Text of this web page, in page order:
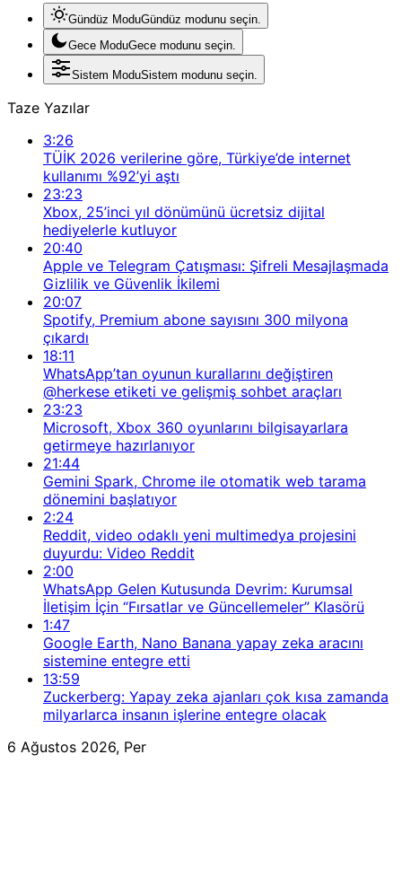
Gündüz ModuGündüz modunu seçin.
Gece ModuGece modunu seçin.
Sistem ModuSistem modunu seçin.
Taze Yazılar
3:26
TÜİK 2026 verilerine göre, Türkiye’de internet
kullanımı %92’yi aştı
23:23
Xbox, 25’inci yıl dönümünü ücretsiz dijital
hediyelerle kutluyor
20:40
Apple ve Telegram Çatışması: Şifreli Mesajlaşmada
Gizlilik ve Güvenlik İkilemi
20:07
Spotify, Premium abone sayısını 300 milyona
çıkardı
18:11
WhatsApp’tan oyunun kurallarını değiştiren
@herkese etiketi ve gelişmiş sohbet araçları
23:23
Microsoft, Xbox 360 oyunlarını bilgisayarlara
getirmeye hazırlanıyor
21:44
Gemini Spark, Chrome ile otomatik web tarama
dönemini başlatıyor
2:24
Reddit, video odaklı yeni multimedya projesini
duyurdu: Video Reddit
2:00
WhatsApp Gelen Kutusunda Devrim: Kurumsal
İletişim İçin “Fırsatlar ve Güncellemeler” Klasörü
1:47
Google Earth, Nano Banana yapay zeka aracını
sistemine entegre etti
13:59
Zuckerberg: Yapay zeka ajanları çok kısa zamanda
milyarlarca insanın işlerine entegre olacak
6 Ağustos 2026, Per